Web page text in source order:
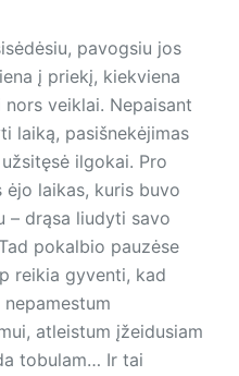
pavogsiu jos
į priekį, kiekviena
veiklai. Nepaisant
laiką, pasišnekėjimas
ilgokai. Pro
laikas, kuris buvo
– drąsa liudyti savo
pokalbio pauzėse
reikia gyventi, kad
atleistum įžeidusiam
tobulam… Ir tai